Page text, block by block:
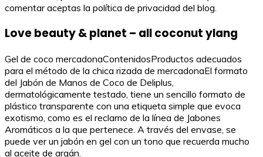
comentar aceptas la política de privacidad del blog.
Love beauty & planet – all coconut ylang
Gel de coco mercadonaContenidosProductos adecuados
para el método de la chica rizada de mercadonaEl formato
del Jabón de Manos de Coco de Deliplus,
dermatológicamente testado, tiene un sencillo formato de
plástico transparente con una etiqueta simple que evoca
exotismo, como es el reclamo de la línea de Jabones
Aromáticos a la que pertenece. A través del envase, se
puede ver un jabón en gel con un tono que recuerda mucho
al aceite de argán.